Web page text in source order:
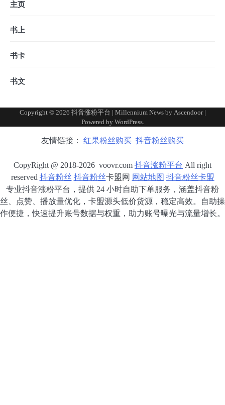
主页
书上
书卡
书文
Copyright © 2026 抖音涨粉平台 | Millennium News by Ascendoor|
Powered by WordPress.
友情链接： 红果粉丝购买 抖音粉丝购买
CopyRight @ 2018-2026 voovr.com 抖音涨粉平台 All right
reserved 抖音粉丝 抖音粉丝卡盟网 网站地图 抖音粉丝卡盟
专业抖音涨粉平台，提供 24 小时自助下单服务，涵盖抖音粉
丝、点赞、播放量优化，卡盟源头低价货源，稳定高效。自助操
作便捷，快速提升账号数据与权重，助力账号曝光与流量增长。